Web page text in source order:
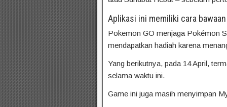
Aplikasi ini memiliki cara
Pokemon GO menjaga Pokémon
mendapatkan hadiah karena
Yang berikutnya, pada 14 April,
selama waktu ini.
Game ini juga masih menyimpan